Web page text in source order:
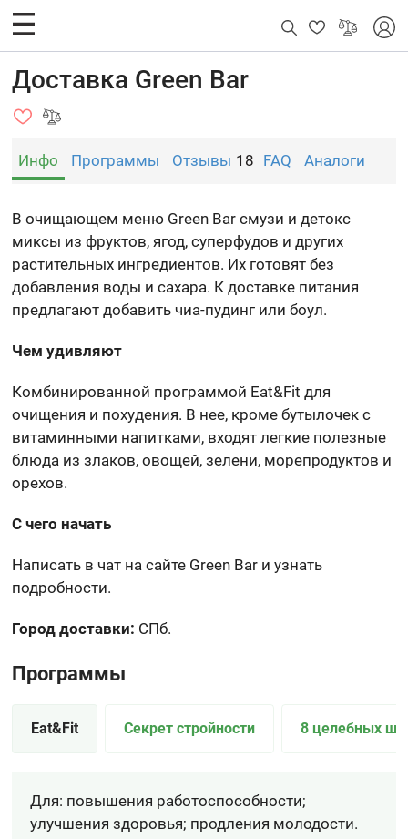
Доставка Green Bar
Инфо Программы Отзывы 18 FAQ Аналоги
В очищающем меню Green Bar смузи и детокс
миксы из фруктов, ягод, суперфудов и других
растительных ингредиентов. Их готовят без
добавления воды и сахара. К доставке питания
предлагают добавить чиа-пудинг или боул.
Чем удивляют
Комбинированной программой Eat&Fit для
очищения и похудения. В нее, кроме бутылочек с
витаминными напитками, входят легкие полезные
блюда из злаков, овощей, зелени, морепродуктов и
орехов.
С чего начать
Написать в чат на сайте Green Bar и узнать
подробности.
Город доставки: СПб.
Программы
Eat&Fit Секрет стройности 8 целебных
Для: повышения работоспособности;
улучшения здоровья; продления молодости.